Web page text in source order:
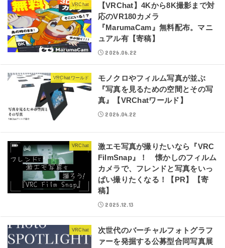
VRChat
【VRChat】4Kから8K撮影まで対
応のVR180カメラ
『MarumaCam』無料配布。マニ
ュアル有【寄稿】
2026.06.22
VRChatワールド
モノクロやフィルム写真が並ぶ
『写真を見るための空間とその写
真』【VRChatワールド】
2026.04.22
VRChat
激エモ写真が撮りたいなら『VRC
FilmSnap』！ 懐かしのフィルム
カメラで、フレンドと写真をいっ
ぱい撮りたくなる！【PR】【寄
稿】
2025.12.13
VRChat
次世代のバーチャルフォトグラフ
ァーを発掘する公募型合同写真展